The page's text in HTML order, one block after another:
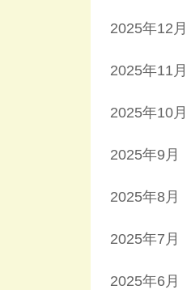
2025年12月
2025年11月
2025年10月
2025年9月
2025年8月
2025年7月
2025年6月